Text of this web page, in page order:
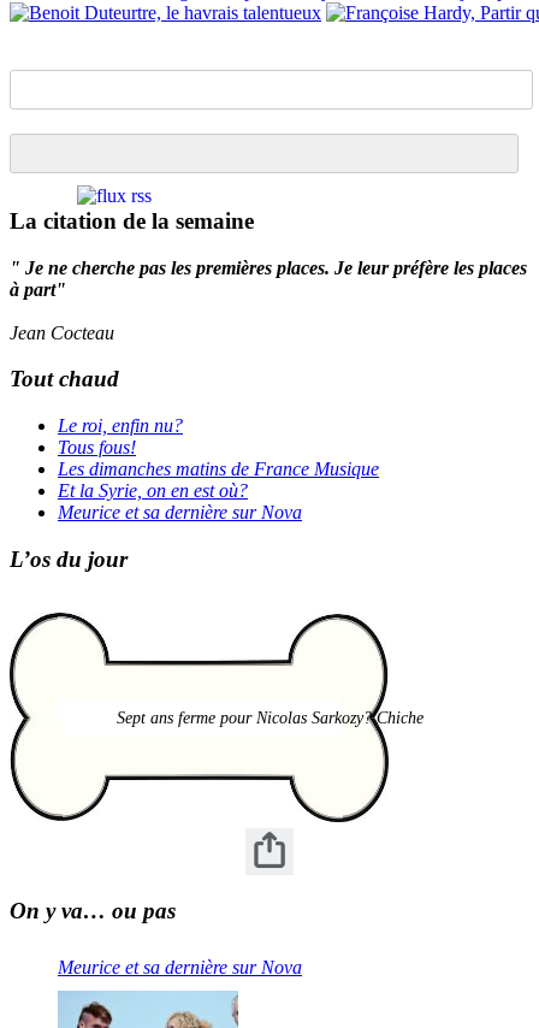
La citation de la semaine
" Je ne cherche pas les premières places. Je leur préfère les places
à part"
Jean Cocteau
Tout chaud
Le roi, enfin nu?
Tous fous!
Les dimanches matins de France Musique
Et la Syrie, on en est où?
Meurice et sa dernière sur Nova
L’os du jour
Sept ans ferme pour Nicolas Sarkozy? Chiche
On y va… ou pas
Meurice et sa dernière sur Nova